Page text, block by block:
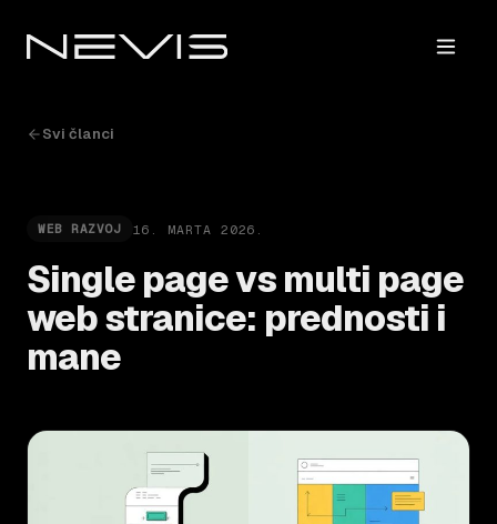
Svi članci
WEB RAZVOJ 16. MARTA 2026.
Single page vs multi page
web stranice: prednosti i
mane